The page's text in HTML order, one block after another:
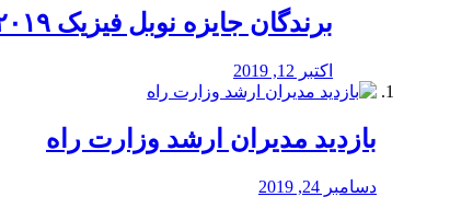
برندگان جایزه نوبل فیزیک ۲۰۱۹
اکتبر 12, 2019
بازدید مدیران ارشد وزارت راه
دسامبر 24, 2019